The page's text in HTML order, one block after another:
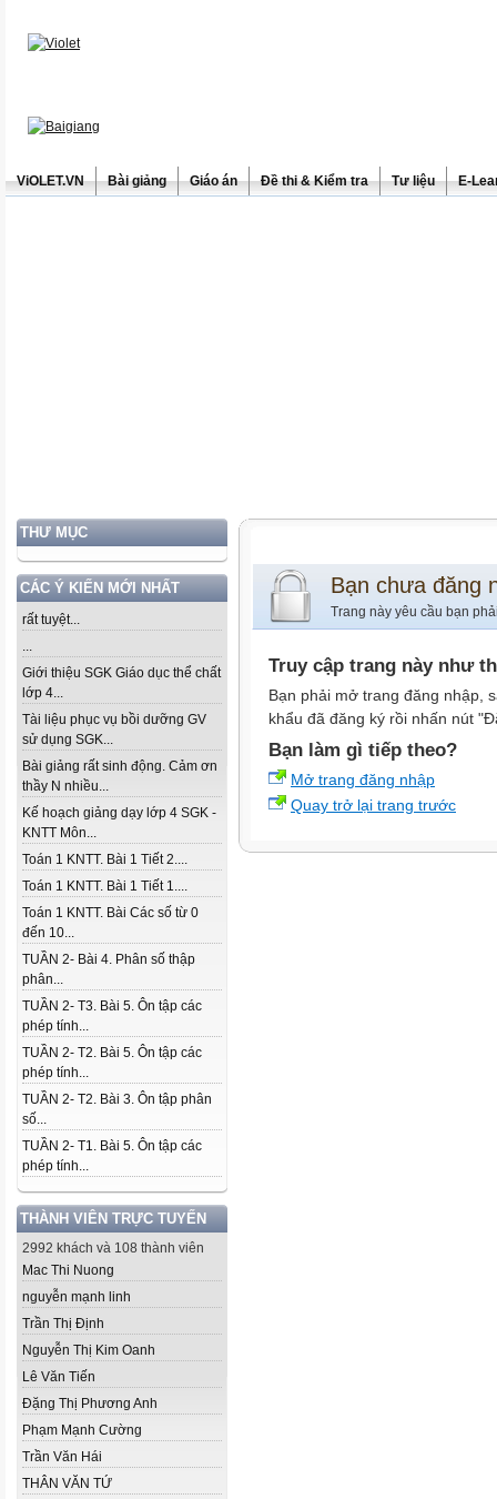
ViOLET.VN Bài giảng Giáo án Đề thi & Kiểm tra Tư liệu E-
THƯ MỤC
CÁC Ý KIẾN MỚI NHẤT
rất tuyệt...
...
Giới thiệu SGK Giáo dục thể chất
lớp 4...
Tài liệu phục vụ bồi dưỡng GV
sử dụng SGK...
Bài giảng rất sinh động. Cảm ơn
thầy N nhiều...
Kế hoạch giảng dạy lớp 4 SGK -
KNTT Môn...
Toán 1 KNTT. Bài 1 Tiết 2....
Toán 1 KNTT. Bài 1 Tiết 1....
Toán 1 KNTT. Bài Các số từ 0
đến 10...
TUẦN 2- Bài 4. Phân số thập
phân...
TUẦN 2- T3. Bài 5. Ôn tập các
phép tính...
TUẦN 2- T2. Bài 5. Ôn tập các
phép tính...
TUẦN 2- T2. Bài 3. Ôn tập phân
số...
TUẦN 2- T1. Bài 5. Ôn tập các
phép tính...
THÀNH VIÊN TRỰC TUYẾN
2992 khách và 108 thành viên
Mac Thi Nuong
nguyễn mạnh linh
Trần Thị Định
Nguyễn Thị Kim Oanh
Lê Văn Tiến
Đặng Thị Phương Anh
Phạm Mạnh Cường
Trần Văn Hái
THÂN VĂN TỨ
Bạn chưa đăng
Trang này yêu cầu bạn
Truy cập trang này như
Bạn phải mở trang đăng nhập,
khẩu đã đăng ký rồi nhấn nút
Bạn làm gì tiếp theo?
Mở trang đăng nhập
Quay trở lại trang trước